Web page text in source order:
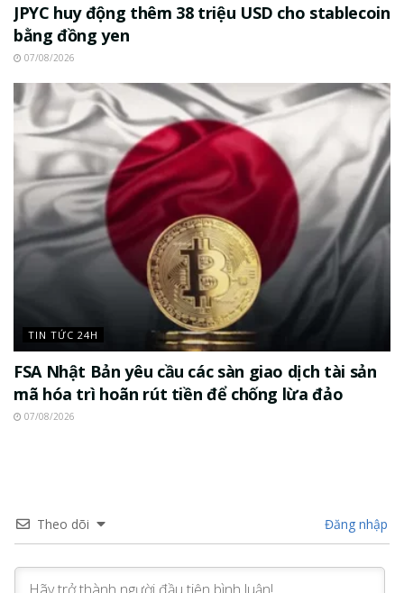
JPYC huy động thêm 38 triệu USD cho stablecoin
bằng đồng yen
07/08/2026
TIN TỨC 24H
FSA Nhật Bản yêu cầu các sàn giao dịch tài sản
mã hóa trì hoãn rút tiền để chống lừa đảo
07/08/2026
Theo dõi Đăng nhập